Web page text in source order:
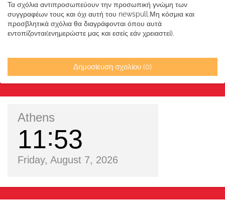
Τα σχόλια αντιπροσωπεύουν την προσωπική γνώμη των
συγγραφέων τους και όχι αυτή του newspull.Μη κόσμια και
προσβλητικά σχόλια θα διαγράφονται όπου αυτά
εντοπίζονται(ενημερώστε μας και εσείς εάν χρειαστεί).
Δημοσίευση σχολίου (0)
Athens
11 53
Friday, August 7, 2026